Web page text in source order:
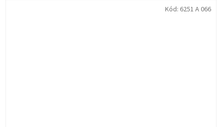
Kód: 6251 A 066